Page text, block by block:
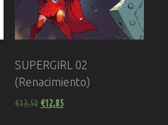
SUPERGIRL 02
(Renacimiento)
€13,50 €12,85